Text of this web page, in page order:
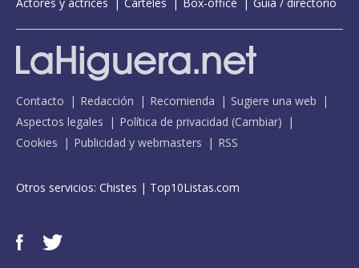
Actores y actrices
Carteles Box-office Guía / directorio
Contacto Redacción Recomienda
Sugiere una web
Aspectos legales
Política de privacidad (Cambiar)
Cookies
Publicidad y webmasters RSS
Otros servicios: Chistes | Top10Listas.com